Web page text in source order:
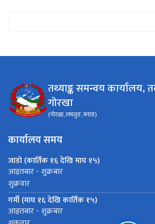
तथ्याङ्क समन्वय कार्यालय,
गोरखा
(गोरखा, लमजुङ, मनाङ)
कार्यालय समय
जाडो (कार्तिक १६ देखि माघ १५)
आइतबार - शुक्रबार
शुक्रवार
गर्मी (माघ १६ देखि कार्तिक १५)
आइतबार - शुक्रबार